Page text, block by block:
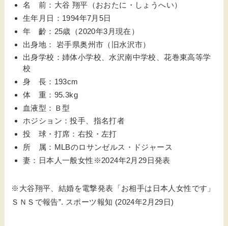
名 前：大谷 翔平（おおたに・しょうへい）
生年月日：1994年7月5日
年 齡：25歳（2020年3月現在）
出身地： 岩手県奥州市（旧水沢市）
出身学校：姉体小学校、水沢南中学校、花巻東高等学
校
身 長：193cm
体 重：95.3kg
血液型：Ｂ型
ホジション：投手、指名打者
投 球・打席：右投・左打
所 属：MLBのロサンゼルス・ドジャース
妻：日本人一般女性※2024年2月29日発表
※大谷翔平、結婚を電撃発表「お相手は日本人女性です」
ＳＮＳで報告”. スポーツ報知 (2024年2月29日)